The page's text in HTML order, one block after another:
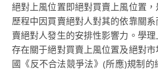
絕對上風位置即絕對買賣上風位置
歷程中因買賣絕對人對其的依靠關
賣絕對人發生的安排性影響力。學
存在關于絕對買賣上風位置及絕對
國《反不合法競爭法》(所應)規制